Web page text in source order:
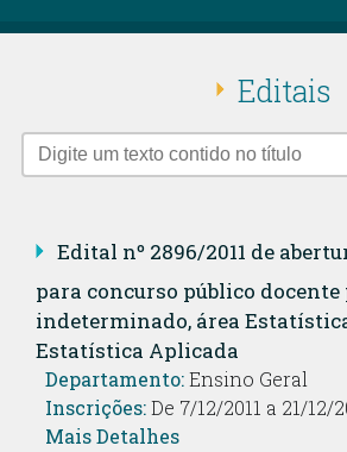
Editais
Edital nº 2896/2011 de
para concurso público docente
indeterminado, área
Estatística Aplicada
Departamento:Ensino Geral
Inscrições:De 7/12/2011 a 21/12/
Mais Detalhes